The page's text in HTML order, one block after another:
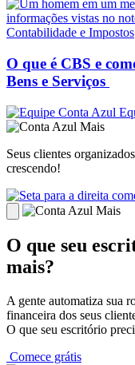
Contabilidade e Impostos
O que é CBS e
Bens e Serviços
Seus clientes
crescendo!
O que seu
mais?
A gente automatiza sua
financeira dos seus
O que seu escritório
Comece grátis